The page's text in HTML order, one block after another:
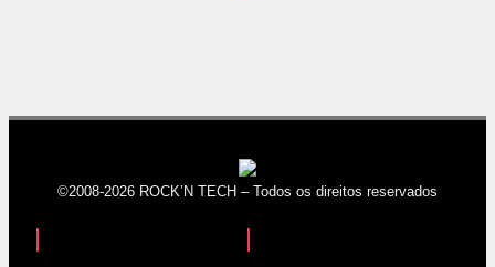
©2008-2026 ROCK’N TECH – Todos os direitos reservados